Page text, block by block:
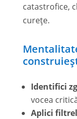
catastrofice,
curețe.
Identifici
vocea
Aplici